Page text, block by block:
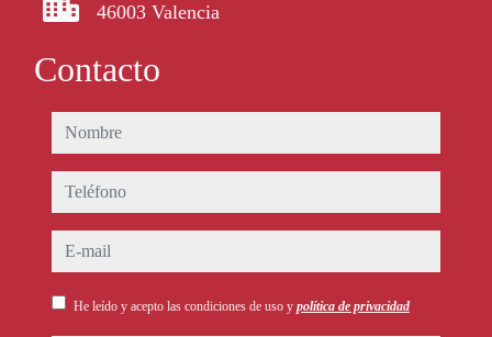
46003 Valencia
Contacto
nombre
teléfono
e-mail
He leído y acepto las condiciones de uso y política de privacidad